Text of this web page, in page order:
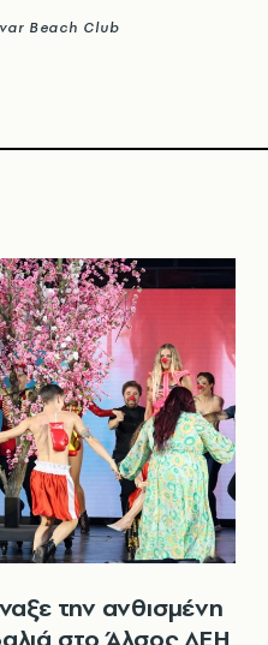
Beach Club
την ανθισμένη